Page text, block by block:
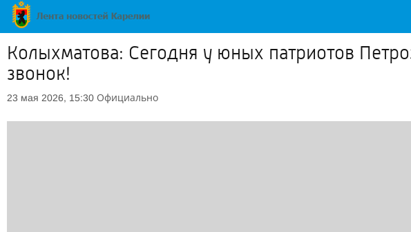
Колыхматова: Сегодня у юных патриотов
звонок!
23 мая 2026, 15:30 Официально